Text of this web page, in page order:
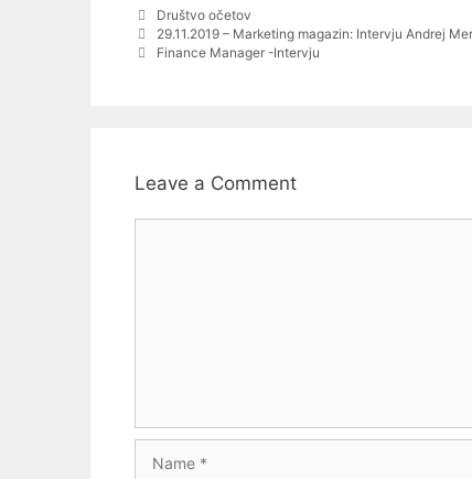
Categories
Društvo očetov
Post
navigation
29.11.2019 – Marketing magazin: Intervju Andrej
Finance Manager -Intervju
Leave a Comment